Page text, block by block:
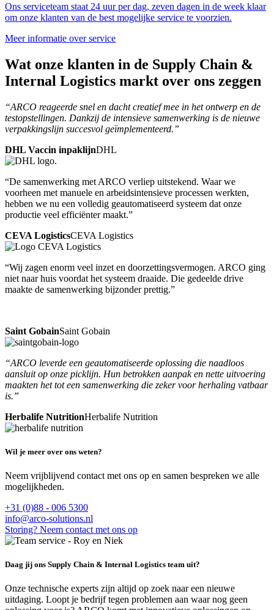
Ons serviceteam staat 24 uur per dag, zeven dagen in de week klaar
om onze klanten van de best mogelijke service te voorzien.
Meer informatie over service
Wat onze klanten in de Supply Chain &
Internal Logistics markt over ons zeggen
“ARCO reageerde snel en dacht creatief mee in het ontwerp en de
testopstellingen. Dankzij de intensieve samenwerking is de nieuwe
verpakkingslijn succesvol geïmplementeerd.”
DHL Vaccin inpaklijnDHL
“De samenwerking met ARCO verliep uitstekend. Waar we
voorheen met manuele en arbeidsintensieve processen werkten,
hebben we nu een volledig geautomatiseerd systeem dat onze
productie veel efficiënter maakt.”
CEVA LogisticsCEVA Logistics
“Wij zagen enorm veel inzet en doorzettingsvermogen. ARCO ging
niet naar huis voordat het systeem draaide. Die gedeelde drive
maakte de samenwerking bijzonder prettig.”
Saint GobainSaint Gobain
“ARCO leverde een geautomatiseerde oplossing die naadloos
aansluit op onze picklijn. Hun betrokken aanpak en nette uitvoering
maakten het tot een samenwerking die zeker voor herhaling vatbaar
is.”
Herbalife NutritionHerbalife Nutrition
Wil je meer over ons weten?
Neem vrijblijvend contact met ons op en samen bespreken we alle
mogelijkheden.
+31 (0)88 - 006 5300
info@arco-solutions.nl
Storing? Neem contact met ons op
Daag jij ons Supply Chain & Internal Logistics team uit?
Onze technische experts zijn altijd op zoek naar een nieuwe
uitdaging. Loopt je bedrijf tegen problemen aan waar nog geen